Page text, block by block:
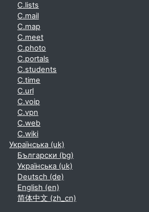
C.lists
C.mail
C.map
C.meet
C.photo
C.portals
C.students
C.time
C.url
C.voip
C.vpn
C.web
C.wiki
Українська ‎(uk)‎
Български ‎(bg)‎
Українська ‎(uk)‎
Deutsch ‎(de)‎
English ‎(en)‎
简体中文 ‎(zh_cn)‎